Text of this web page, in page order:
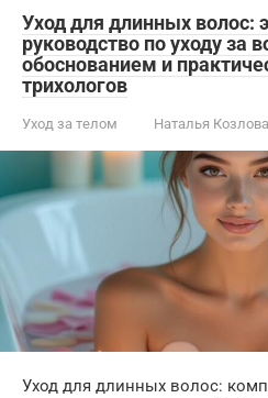
Уход для длинных волос:
руководство по уходу за
обоснованием и
трихологов
Уход за телом Наталья Козлова
Уход для длинных волос: